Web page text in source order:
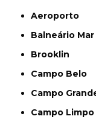
Aeroporto
Balneário
Brooklin
Campo Belo
Campo
Campo Limpo